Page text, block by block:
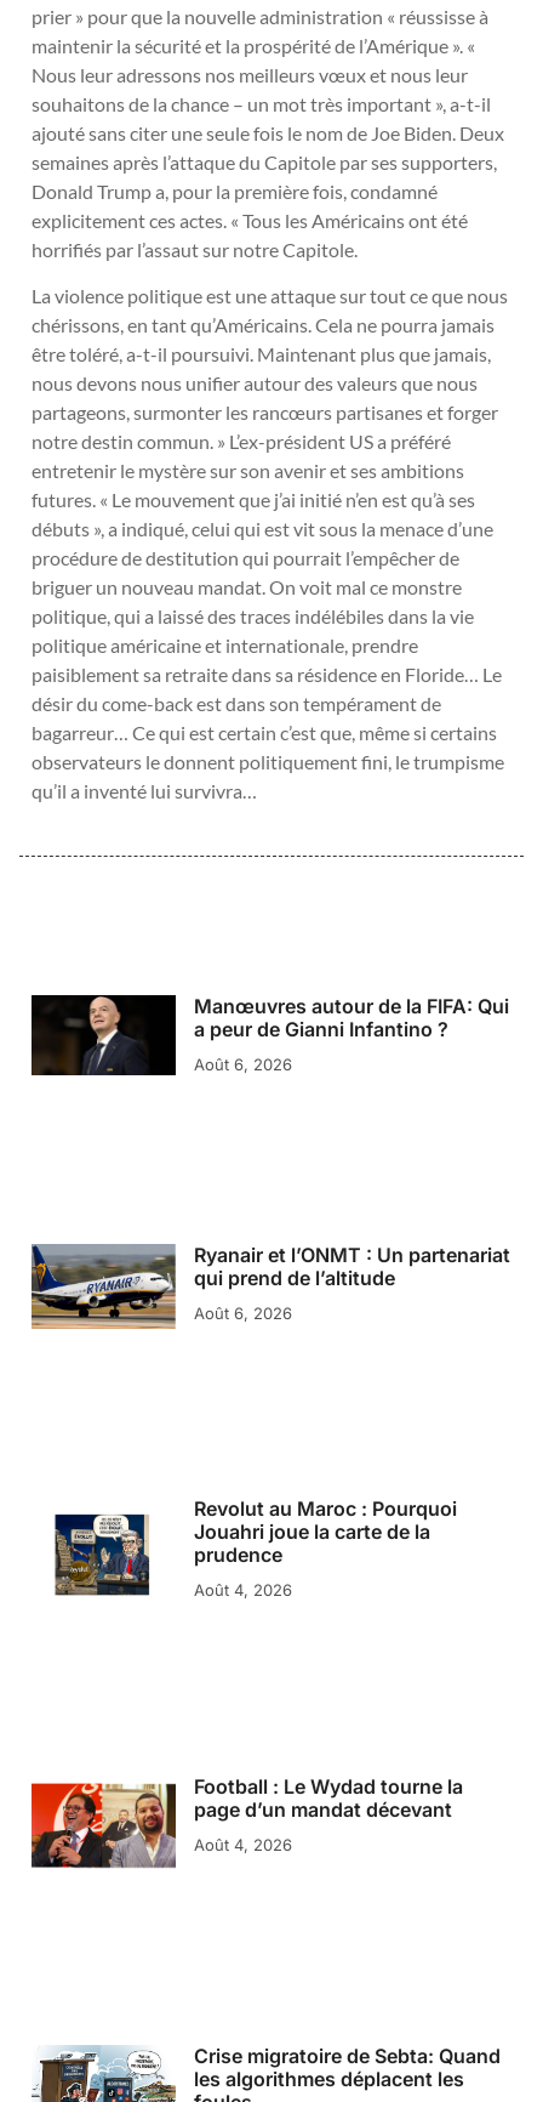
prier » pour que la nouvelle administration « réussisse à
maintenir la sécurité et la prospérité de l’Amérique ». «
Nous leur adressons nos meilleurs vœux et nous leur
souhaitons de la chance – un mot très important », a-t-il
ajouté sans citer une seule fois le nom de Joe Biden. Deux
semaines après l’attaque du Capitole par ses supporters,
Donald Trump a, pour la première fois, condamné
explicitement ces actes. « Tous les Américains ont été
horrifiés par l’assaut sur notre Capitole.
La violence politique est une attaque sur tout ce que nous
chérissons, en tant qu’Américains. Cela ne pourra jamais
être toléré, a-t-il poursuivi. Maintenant plus que jamais,
nous devons nous unifier autour des valeurs que nous
partageons, surmonter les rancœurs partisanes et forger
notre destin commun. » L’ex-président US a préféré
entretenir le mystère sur son avenir et ses ambitions
futures. « Le mouvement que j’ai initié n’en est qu’à ses
débuts », a indiqué, celui qui est vit sous la menace d’une
procédure de destitution qui pourrait l’empêcher de
briguer un nouveau mandat. On voit mal ce monstre
politique, qui a laissé des traces indélébiles dans la vie
politique américaine et internationale, prendre
paisiblement sa retraite dans sa résidence en Floride… Le
désir du come-back est dans son tempérament de
bagarreur… Ce qui est certain c’est que, même si certains
observateurs le donnent politiquement fini, le trumpisme
qu’il a inventé lui survivra…
Manœuvres autour de la FIFA: Qui
a peur de Gianni Infantino ?
Août 6, 2026
Ryanair et l’ONMT : Un partenariat
qui prend de l’altitude
Août 6, 2026
Revolut au Maroc : Pourquoi
Jouahri joue la carte de la
prudence
Août 4, 2026
Football : Le Wydad tourne la
page d’un mandat décevant
Août 4, 2026
Crise migratoire de Sebta: Quand
les algorithmes déplacent les